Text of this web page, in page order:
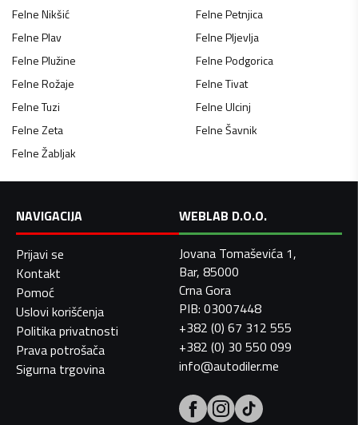
FelneNikšić FelnePetnjica
FelnePlav FelnePljevlja
FelnePlužine FelnePodgorica
FelneRožaje FelneTivat
FelneTuzi FelneUlcinj
FelneZeta FelneŠavnik
FelneŽabljak
NAVIGACIJA
Prijavi se
Kontakt
Pomoć
Uslovi korišćenja
Politika privatnosti
Prava potrošača
Sigurna trgovina
WEBLAB D.O.O.
Jovana Tomaševića 1,
Bar, 85000
Crna Gora
PIB: 03007448
+382 (0) 67 312 555
+382 (0) 30 550 099
info@autodiler.me